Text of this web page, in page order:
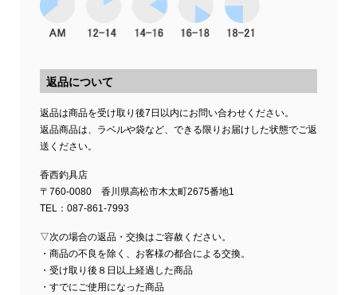
返品について
返品は商品を受け取り後7日以内にお問い合わせください。
返品商品は、ラベルや袋など、できる限りお届けした状態でご返
送ください。
香西釣具店
〒760-0080 香川県高松市木太町2675番地1
TEL：087-861-7993
▽次の場合の返品・交換はご容赦ください。
・商品の不良を除く、お客様の都合による交換。
・受け取り後８日以上経過した商品
・すでにご使用になった商品